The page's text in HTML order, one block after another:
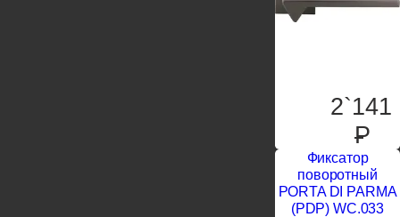
2`141
P
Фиксатор
поворотный
PORTA DI PARMA
(PDP) WC.033